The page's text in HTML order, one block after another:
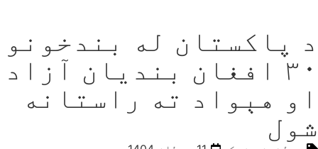
د پاکستان له بندخونو
۳۰ افغان بندیان آزاد
او هېواد ته راستانه
شول